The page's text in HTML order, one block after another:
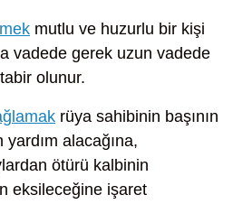
mutlu ve huzurlu bir kişi
vadede gerek uzun vadede
olunur.
rüya sahibinin başının
yardım alacağına,
ötürü kalbinin
eksileceğine işaret